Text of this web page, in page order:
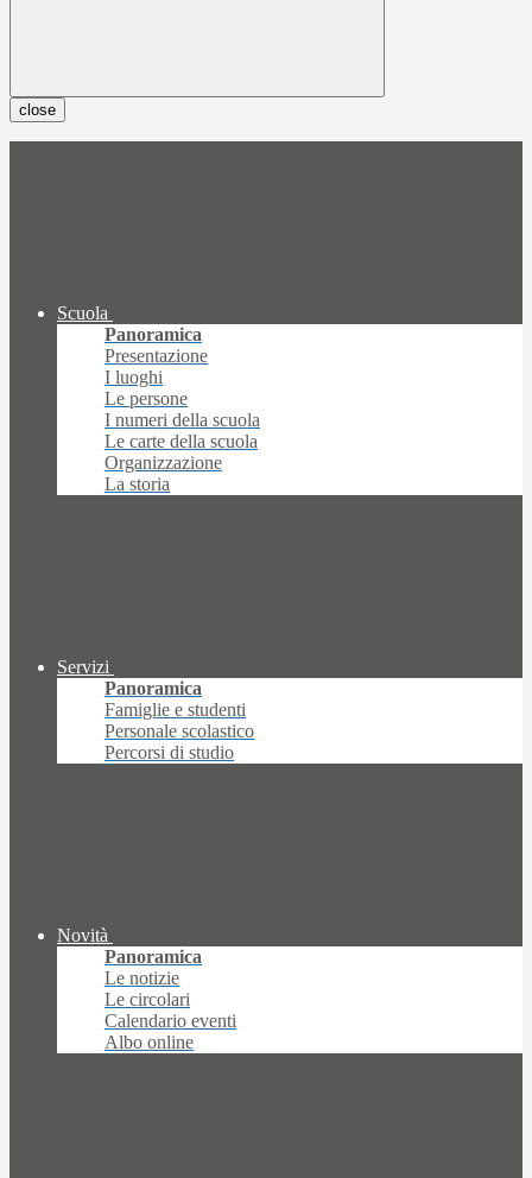
close
Scuola
Panoramica
Presentazione
I luoghi
Le persone
I numeri della scuola
Le carte della scuola
Organizzazione
La storia
Servizi
Panoramica
Famiglie e studenti
Personale scolastico
Percorsi di studio
Novità
Panoramica
Le notizie
Le circolari
Calendario eventi
Albo online